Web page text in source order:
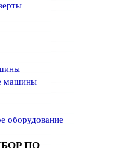
машины
оборудование
ПО